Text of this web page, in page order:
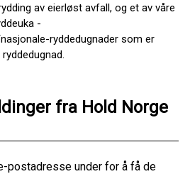
av eierløst avfall, og et av våre
-
ryddedugnader som er
fra Hold Norge
postadresse under for å få de